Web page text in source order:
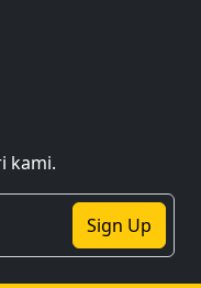
kami.
Sign Up